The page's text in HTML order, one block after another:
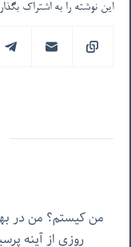
این نوشته را به اشتراک
من کیستم؟ من در
روزی از آینه